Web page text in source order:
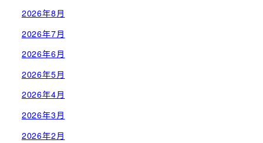
2026年8月
2026年7月
2026年6月
2026年5月
2026年4月
2026年3月
2026年2月